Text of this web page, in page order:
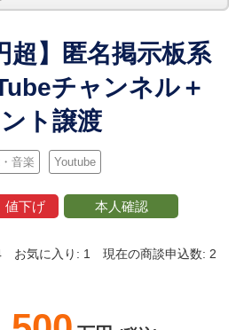
超】匿名掲示板系
チャンネル＋
ト譲渡
音楽 Youtube
値下げ 本人確認
お気に入り: 1 現在の商談申込数: 2